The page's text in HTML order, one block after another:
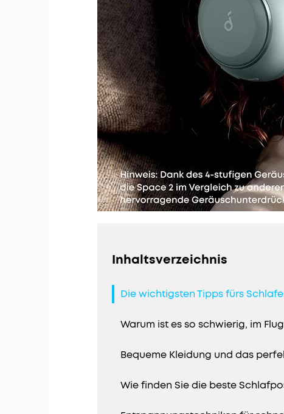
Inhaltsverzeichnis
Die wichtigsten Tipps fürs
Warum ist es so schwierig, im
Bequeme Kleidung und das
Wie finden Sie die beste